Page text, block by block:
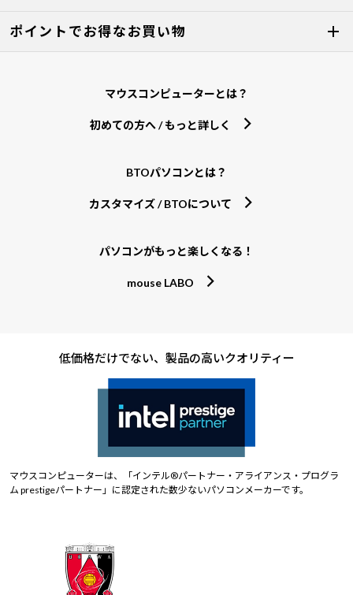
ポイントでお得なお買い物
マウスコンピューターとは？
初めての方へ / もっと詳しく
BTOパソコンとは？
カスタマイズ / BTOについて
パソコンがもっと楽しくなる！
mouse LABO
低価格だけでない、製品の高いクオリティー
マウスコンピューターは、「インテル®パートナー・アライアンス・プログラ
ム prestigeパートナー」に認定された数少ないパソコンメーカーです。